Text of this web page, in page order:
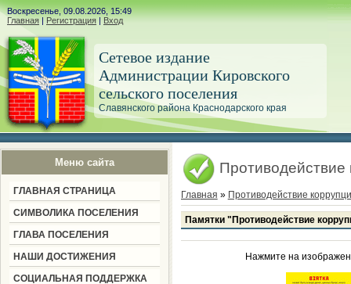
Воскресенье, 09.08.2026, 15:49
Главная | Регистрация | Вход
Сетевое издание
Администрации Кировского
сельского поселения
Славянского района Краснодарского края
Меню сайта
ГЛАВНАЯ СТРАНИЦА
СИМВОЛИКА ПОСЕЛЕНИЯ
ГЛАВА ПОСЕЛЕНИЯ
НАШИ ДОСТИЖЕНИЯ
СОЦИАЛЬНАЯ ПОДДЕРЖКА
Противодействие
Главная » Противодействие
Памятки "Противодействие
Нажмите на